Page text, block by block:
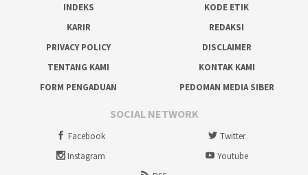
INDEKS
KODE ETIK
KARIR
REDAKSI
PRIVACY POLICY
DISCLAIMER
TENTANG KAMI
KONTAK KAMI
FORM PENGADUAN
PEDOMAN MEDIA SIBER
SOCIAL NETWORK
Facebook
Twitter
Instagram
Youtube